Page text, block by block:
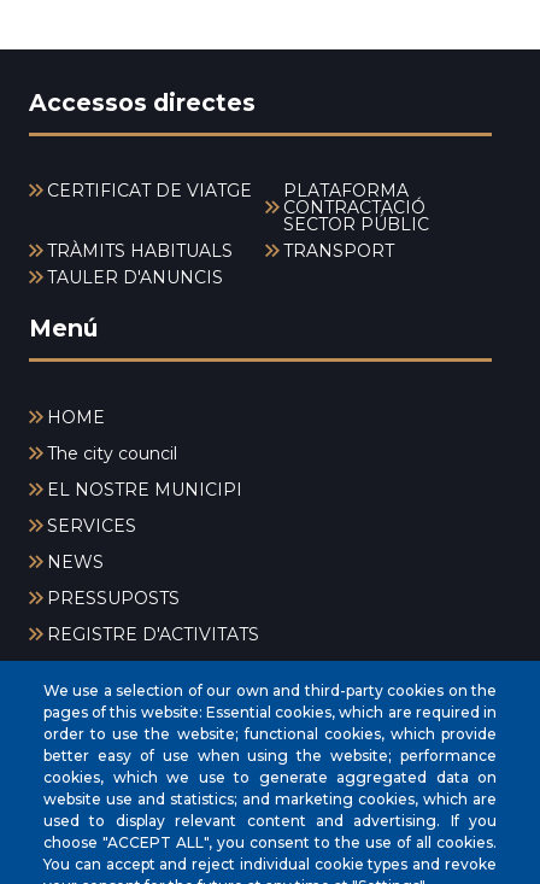
Accessos directes
CERTIFICAT DE VIATGE PLATAFORMA
CONTRACTACIÓ
SECTOR PÚBLIC
TRÀMITS HABITUALS
TRANSPORT
TAULER D'ANUNCIS
Menú
HOME
The city council
EL NOSTRE MUNICIPI
SERVICES
NEWS
PRESSUPOSTS
REGISTRE D'ACTIVITATS
CIF
‎P0704300C
Address
Plaça de la Vila, 17 CP: 07260
Phone (+34) 971 647221
We use a selection of our own and third-party cookies on the
pages of this website: Essential cookies, which are required in
order to use the website; functional cookies, which provide
better easy of use when using the website; performance
cookies, which we use to generate aggregated data on
website use and statistics; and marketing cookies, which are
used to display relevant content and advertising. If you
choose "ACCEPT ALL", you consent to the use of all cookies.
You can accept and reject individual cookie types and revoke